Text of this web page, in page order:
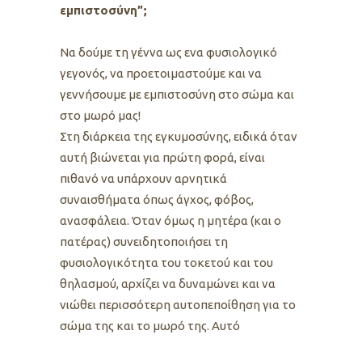
εμπιστοσύνη”;
Να δούμε τη γέννα ως ενα φυσιολογικό
γεγονός, να προετοιμαστούμε και να
γεννήσουμε με εμπιστοσύνη στο σώμα και
στο μωρό μας!
Στη διάρκεια της εγκυμοσύνης, ειδικά όταν
αυτή βιώνεται για πρώτη φορά, είναι
πιθανό να υπάρχουν αρνητικά
συναισθήματα όπως άγχος, φόβος,
ανασφάλεια. Όταν όμως η μητέρα (και ο
πατέρας) συνειδητοποιήσει τη
φυσιολογικότητα του τοκετού και του
θηλασμού, αρχίζει να δυναμώνει και να
νιώθει περισσότερη αυτοπεποίθηση για το
σώμα της και το μωρό της. Αυτό